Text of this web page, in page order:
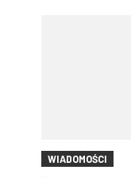
WIADOMOŚCI